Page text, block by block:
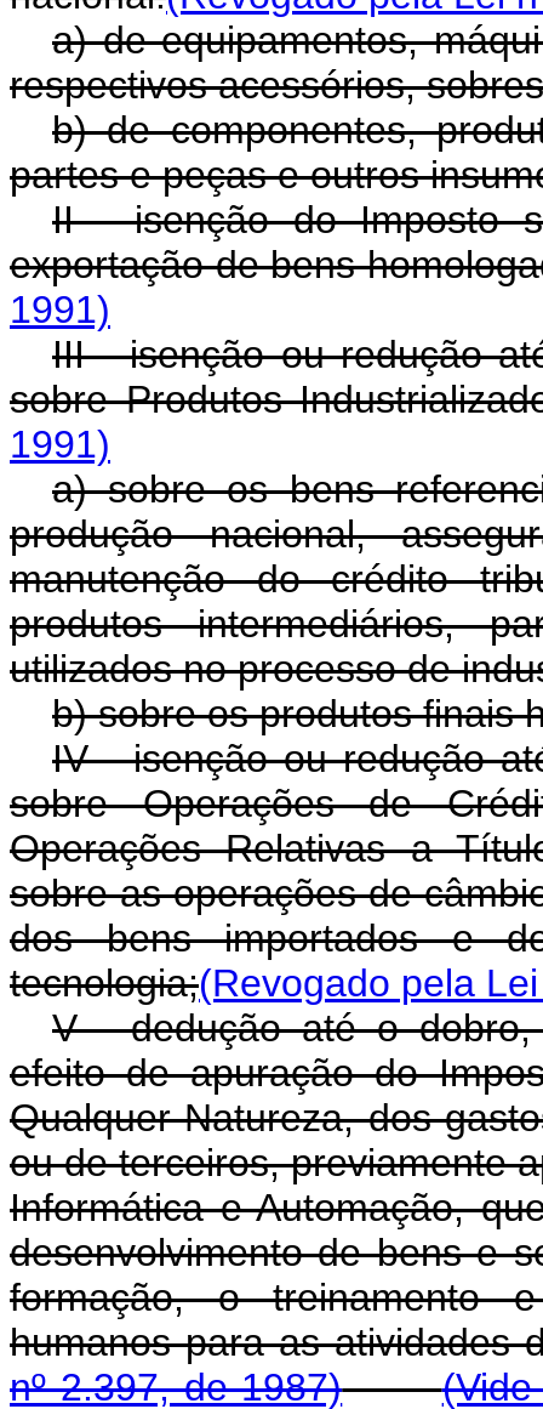
a) de equipamentos,
respectivos acessórios,
b) de componentes,
partes e peças e outros
II - isenção do Imposto
exportação de bens
1991)
III - isenção ou redução
sobre Produtos
1991)
a) sobre os bens
produção nacional,
manutenção do crédito
produtos intermediários,
utilizados no processo de
b) sobre os produtos finais
IV - isenção ou redução
sobre Operações de
Operações Relativas a
sobre as operações de
dos bens importados e
tecnologia;(Revogado pela
V - dedução até o dobro,
efeito de apuração do
Qualquer Natureza, dos
ou de terceiros, previamente
Informática e Automação,
desenvolvimento de bens e
formação, o treinamento
humanos para as
nº 2.397, de 1987)